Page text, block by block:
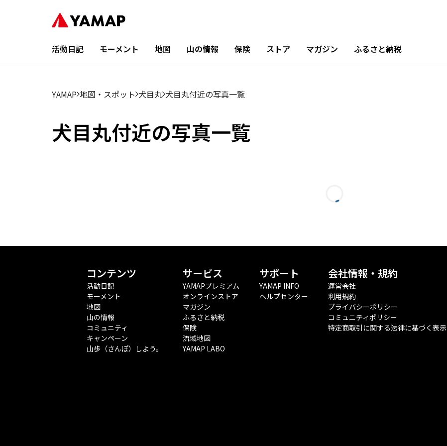
活動日記 モーメント 地図 山の情報 保険 ストア マガジン ふるさと納税
YAMAP 地図・スポット 犬目丸 犬目丸付近の写真一覧
犬目丸付近の写真一覧
コンテンツ
活動日記
モーメント
地図
山の情報
コミュニティ
キャンペーン
山歩（さんぽ）しよう。
サービス
YAMAPプレミアム
オンラインストア
マガジン
ふるさと納税
保険
流域地図
YAMAP LABO
サポート
YAMAP INFO
ヘルプセンター
会社情報・規約
運営会社
利用規約
プライバシーポリシー
コミュニティポリシー
特定商取引に関する法律に基づく表示